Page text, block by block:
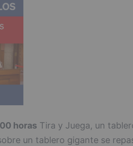
horas Tira y Juega, un
un tablero gigante se